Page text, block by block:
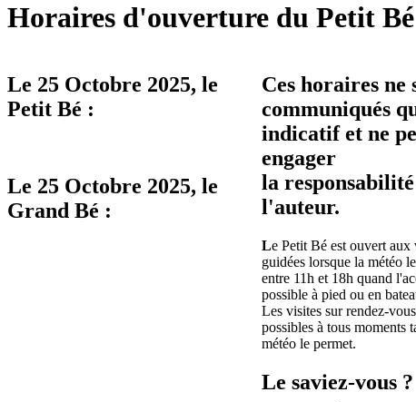
Horaires d'ouverture du Petit Bé
Le 25 Octobre 2025, le
Petit Bé :
Le 25 Octobre 2025, le
Grand Bé :
Ces horaires ne
communiqués
indicatif et ne
engager
la
l'auteur.
Le Petit Bé est ouvert aux
guidées lorsque la météo
entre 11h et 18h quand
possible à pied ou en
Les visites sur rendez-
possibles à tous moments
météo le permet.
Le saviez-vous ?